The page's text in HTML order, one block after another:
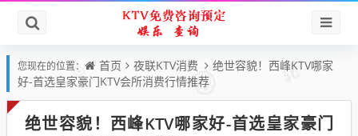
您现在的位置： 首页 夜联KTV消费
绝世容貌！西峰KTV哪家
好-首选皇家豪门KTV会所消费行情推荐
绝世容貌！西峰KTV哪家好-首选皇家豪门